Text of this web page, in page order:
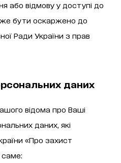
або відмову у доступі до
бути оскаржено до
Ради України з прав
даних
відома про Ваші
даних, які
«Про захист
саме: